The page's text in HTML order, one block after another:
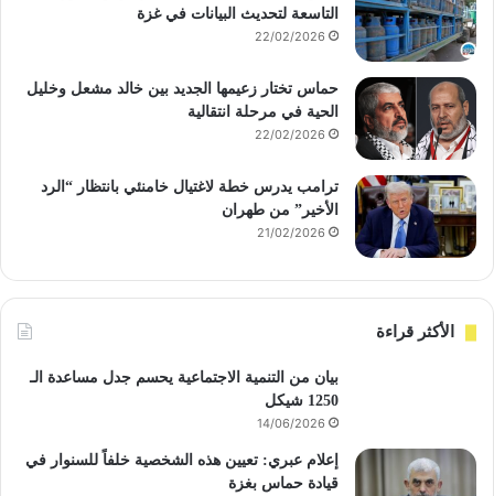
التاسعة لتحديث البيانات في غزة
22/02/2026
حماس تختار زعيمها الجديد بين خالد مشعل وخليل
الحية في مرحلة انتقالية
22/02/2026
ترامب يدرس خطة لاغتيال خامنئي بانتظار “الرد
الأخير” من طهران
21/02/2026
الأكثر قراءة
بيان من التنمية الاجتماعية يحسم جدل مساعدة الـ
1250 شيكل
14/06/2026
إعلام عبري: تعيين هذه الشخصية خلفاً للسنوار في
قيادة حماس بغزة